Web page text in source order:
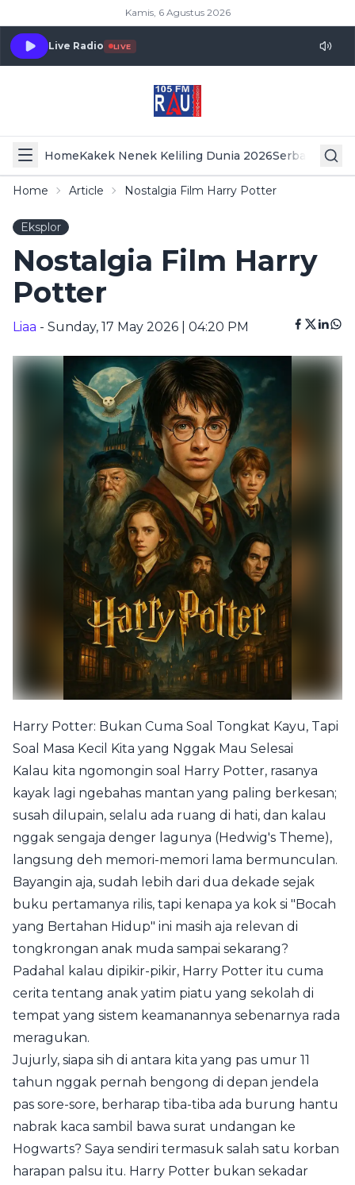
Kamis, 6 Agustus 2026
Live Radio LIVE
HomeKakek Nenek Keliling Dunia 2026Serba Serbi
Home Article Nostalgia Film Harry Potter
Eksplor
Nostalgia Film Harry
Potter
Liaa - Sunday, 17 May 2026 | 04:20 PM
Harry Potter: Bukan Cuma Soal Tongkat Kayu, Tapi
Soal Masa Kecil Kita yang Nggak Mau Selesai
Kalau kita ngomongin soal Harry Potter, rasanya
kayak lagi ngebahas mantan yang paling berkesan;
susah dilupain, selalu ada ruang di hati, dan kalau
nggak sengaja denger lagunya (Hedwig's Theme),
langsung deh memori-memori lama bermunculan.
Bayangin aja, sudah lebih dari dua dekade sejak
buku pertamanya rilis, tapi kenapa ya kok si "Bocah
yang Bertahan Hidup" ini masih aja relevan di
tongkrongan anak muda sampai sekarang?
Padahal kalau dipikir-pikir, Harry Potter itu cuma
cerita tentang anak yatim piatu yang sekolah di
tempat yang sistem keamanannya sebenarnya rada
meragukan.
Jujurly, siapa sih di antara kita yang pas umur 11
tahun nggak pernah bengong di depan jendela
pas sore-sore, berharap tiba-tiba ada burung hantu
nabrak kaca sambil bawa surat undangan ke
Hogwarts? Saya sendiri termasuk salah satu korban
harapan palsu itu. Harry Potter bukan sekadar